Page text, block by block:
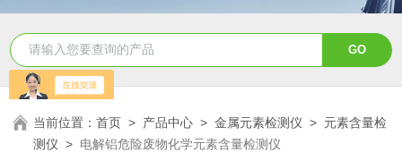
当前位置：首页 > 产品中心 >金属元素检测仪 > 元素含量检
测仪 > 电解铝危险废物化学元素含量检测仪